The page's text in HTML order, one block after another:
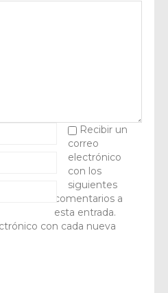
Recibir un
correo
electrónico
con los
siguientes
comentarios a
esta entrada.
con cada nueva